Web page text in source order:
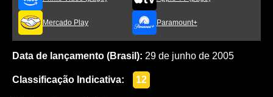
Mercado Play Paramount+
Data de lançamento (Brasil): 29 de junho de 2005
Classificação Indicativa: 12